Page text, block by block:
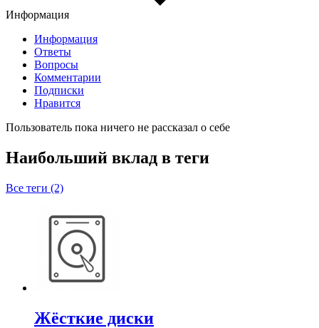
Информация
Информация
Ответы
Вопросы
Комментарии
Подписки
Нравится
Пользователь пока ничего не рассказал о себе
Наибольший вклад в теги
Все теги (2)
Жёсткие диски